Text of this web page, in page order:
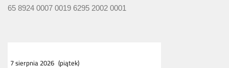
65 8924 0007 0019 6295 2002 0001